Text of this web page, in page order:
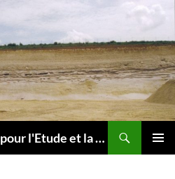
A.E.S.S.F.G. Association pour l'Etude et la Sauvegarde des Sites Fossilifères et Géologiques